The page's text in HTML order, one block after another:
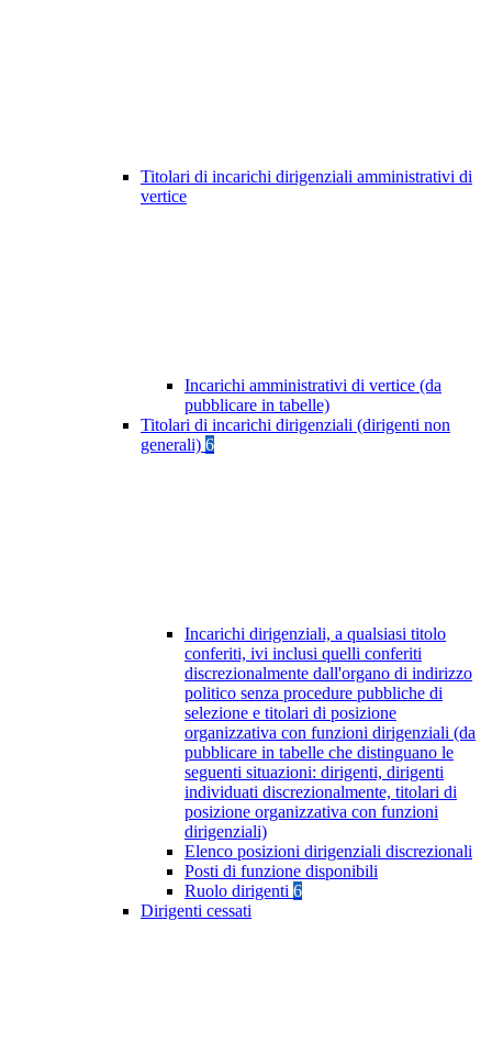
Titolari di incarichi dirigenziali amministrativi di
vertice
Incarichi amministrativi di vertice (da
pubblicare in tabelle)
Titolari di incarichi dirigenziali (dirigenti non
generali) 6
Incarichi dirigenziali, a qualsiasi titolo
conferiti, ivi inclusi quelli conferiti
discrezionalmente dall'organo di indirizzo
politico senza procedure pubbliche di
selezione e titolari di posizione
organizzativa con funzioni dirigenziali (da
pubblicare in tabelle che distinguano le
seguenti situazioni: dirigenti, dirigenti
individuati discrezionalmente, titolari di
posizione organizzativa con funzioni
dirigenziali)
Elenco posizioni dirigenziali discrezionali
Posti di funzione disponibili
Ruolo dirigenti 6
Dirigenti cessati